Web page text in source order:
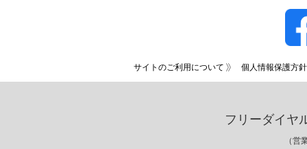
サイトのご利用について 個人情報保護方針
フリーダイヤ
（営